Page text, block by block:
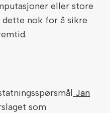
eller store
dette nok for å sikre
Jan
som